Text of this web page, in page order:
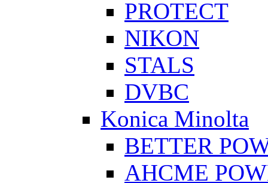
PROTECT
NIKON
STALS
DVBC
Konica Minolta
BETTER
AHCME